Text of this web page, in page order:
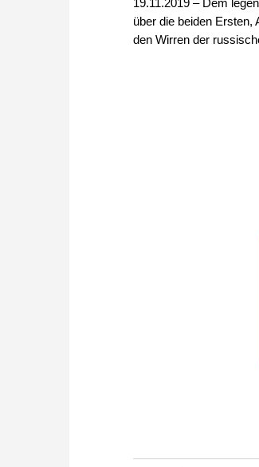
über die beiden Ersten,
den Wirren der